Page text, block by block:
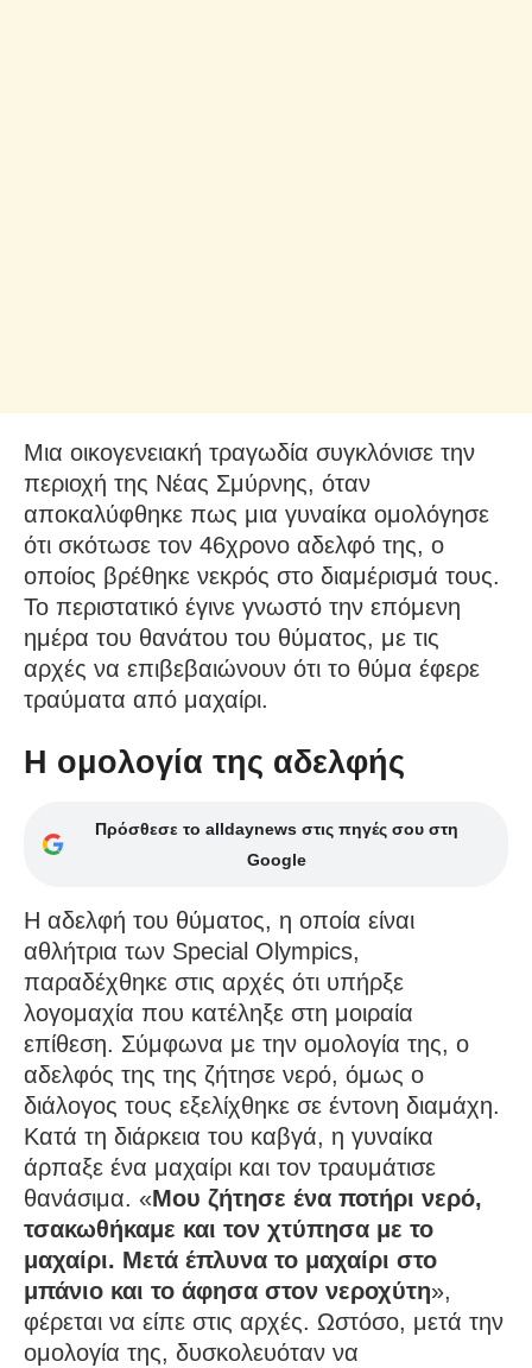
Μια οικογενειακή τραγωδία συγκλόνισε την
περιοχή της Νέας Σμύρνης, όταν
αποκαλύφθηκε πως μια γυναίκα ομολόγησε
ότι σκότωσε τον 46χρονο αδελφό της, ο
οποίος βρέθηκε νεκρός στο διαμέρισμά τους.
Το περιστατικό έγινε γνωστό την επόμενη
ημέρα του θανάτου του θύματος, με τις
αρχές να επιβεβαιώνουν ότι το θύμα έφερε
τραύματα από μαχαίρι.
Η ομολογία της αδελφής
Πρόσθεσε το alldaynews στις πηγές σου στη
Google
Η αδελφή του θύματος, η οποία είναι
αθλήτρια των Special Olympics,
παραδέχθηκε στις αρχές ότι υπήρξε
λογομαχία που κατέληξε στη μοιραία
επίθεση. Σύμφωνα με την ομολογία της, ο
αδελφός της της ζήτησε νερό, όμως ο
διάλογος τους εξελίχθηκε σε έντονη διαμάχη.
Κατά τη διάρκεια του καβγά, η γυναίκα
άρπαξε ένα μαχαίρι και τον τραυμάτισε
θανάσιμα. «Μου ζήτησε ένα ποτήρι νερό,
τσακωθήκαμε και τον χτύπησα με το
μαχαίρι. Μετά έπλυνα το μαχαίρι στο
μπάνιο και το άφησα στον νεροχύτη»,
φέρεται να είπε στις αρχές. Ωστόσο, μετά την
ομολογία της, δυσκολευόταν να